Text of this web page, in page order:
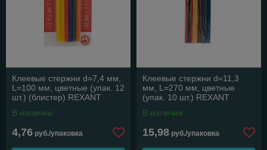
Клеевые стержни d=7,4 мм,
L=100 мм, цветные (упак. 12
шт.) (блистер) REXANT
В наличии
4,76 руб./упаковка
Клеевые стержни d=11,3
мм, L=270 мм, цветные
(упак. 10 шт.) REXANT
В наличии
15,98 руб./упаковка